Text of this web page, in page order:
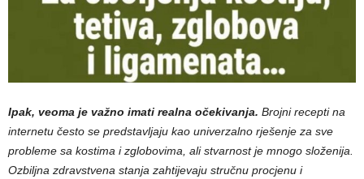
Ipak, veoma je važno imati realna očekivanja. Brojni recepti na
internetu često se predstavljaju kao univerzalno rješenje za sve
probleme sa kostima i zglobovima, ali stvarnost je mnogo složenija.
Ozbiljna zdravstvena stanja zahtijevaju stručnu procjenu i